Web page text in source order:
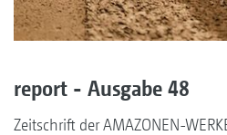
report - Ausgabe 48
Zeitschrift der AMAZONEN-